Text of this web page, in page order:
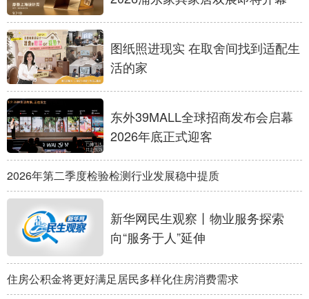
学术中国 乡村振兴 银龄 溯源中国
城市 旅游 能源 会展
彩票 娱乐
公益
文化产业
地方频道
北京 天津 河北 山西
吉林 上海
浙江 安徽 福建
图纸照进现实 在取舍间找到适配生
活的家
东外39MALL全球招商发布会启幕
2026年底正式迎客
2026年第二季度检验检测行业发展稳中提质
新华网民生观察丨物业服务探索
向“服务于人”延伸
住房公积金将更好满足居民多样化住房消费需求